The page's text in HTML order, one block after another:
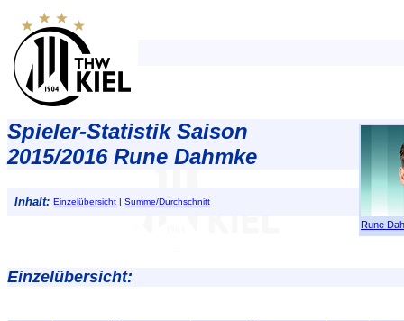
Rune
Spieler-Statistik Saison
2015/2016 Rune Dahmke
Inhalt: Einzelübersicht | Summe/Durchschnitt
Einzelübersicht: